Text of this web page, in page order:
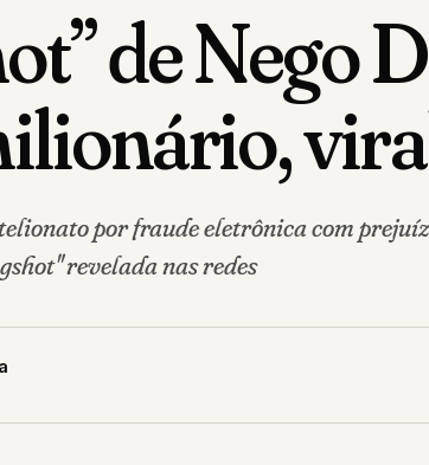
de Nego
por fraude eletrônica com
revelada nas redes